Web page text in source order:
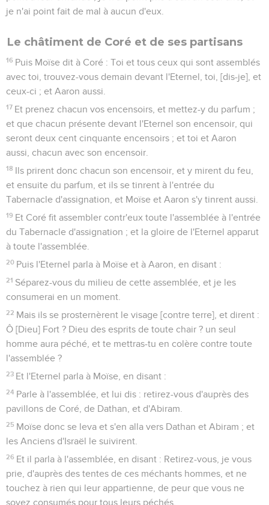
je n'ai point fait de mal à aucun d'eux.
Le châtiment de Coré et de ses partisans
16 Puis Moïse dit à Coré : Toi et tous ceux qui sont assemblés
avec toi, trouvez-vous demain devant l'Eternel, toi, [dis-je], et
ceux-ci ; et Aaron aussi.
17 Et prenez chacun vos encensoirs, et mettez-y du parfum ;
et que chacun présente devant l'Eternel son encensoir, qui
seront deux cent cinquante encensoirs ; et toi et Aaron
aussi, chacun avec son encensoir.
18 Ils prirent donc chacun son encensoir, et y mirent du feu,
et ensuite du parfum, et ils se tinrent à l'entrée du
Tabernacle d'assignation, et Moïse et Aaron s'y tinrent aussi.
19 Et Coré fit assembler contr'eux toute l'assemblée à l'entrée
du Tabernacle d'assignation ; et la gloire de l'Eternel apparut
à toute l'assemblée.
20 Puis l'Eternel parla à Moïse et à Aaron, en disant :
21 Séparez-vous du milieu de cette assemblée, et je les
consumerai en un moment.
22 Mais ils se prosternèrent le visage [contre terre], et dirent :
Ô [Dieu] Fort ? Dieu des esprits de toute chair ? un seul
homme aura péché, et te mettras-tu en colère contre toute
l'assemblée ?
23 Et l'Eternel parla à Moïse, en disant :
24 Parle à l'assemblée, et lui dis : retirez-vous d'auprès des
pavillons de Coré, de Dathan, et d'Abiram.
25 Moïse donc se leva et s'en alla vers Dathan et Abiram ; et
les Anciens d'Israël le suivirent.
26 Et il parla à l'assemblée, en disant : Retirez-vous, je vous
prie, d'auprès des tentes de ces méchants hommes, et ne
touchez à rien qui leur appartienne, de peur que vous ne
soyez consumés pour tous leurs péchés.